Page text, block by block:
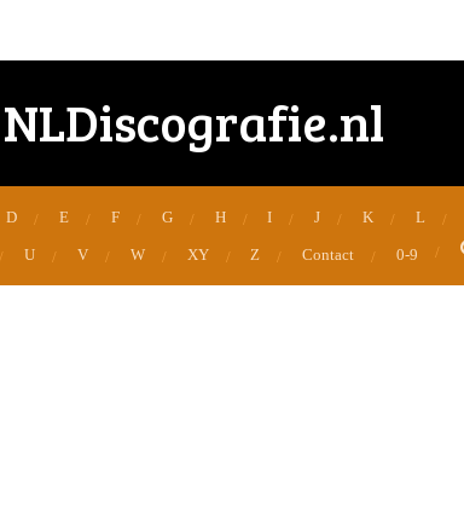
NLDiscografie.nl
D E F G H I J K L
U V W XY Z Contact 0-9